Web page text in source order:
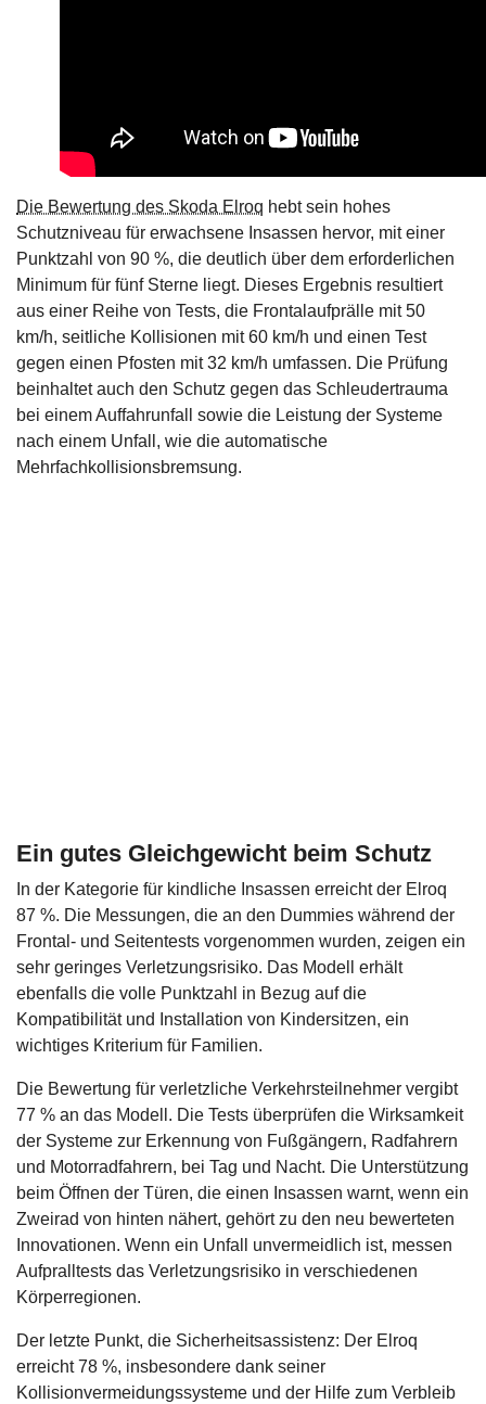
Die Bewertung des Skoda Elroq hebt sein hohes
Schutzniveau für erwachsene Insassen hervor, mit einer
Punktzahl von 90 %, die deutlich über dem erforderlichen
Minimum für fünf Sterne liegt. Dieses Ergebnis resultiert
aus einer Reihe von Tests, die Frontalaufprälle mit 50
km/h, seitliche Kollisionen mit 60 km/h und einen Test
gegen einen Pfosten mit 32 km/h umfassen. Die Prüfung
beinhaltet auch den Schutz gegen das Schleudertrauma
bei einem Auffahrunfall sowie die Leistung der Systeme
nach einem Unfall, wie die automatische
Mehrfachkollisionsbremsung.
Ein gutes Gleichgewicht beim Schutz
In der Kategorie für kindliche Insassen erreicht der Elroq
87 %. Die Messungen, die an den Dummies während der
Frontal- und Seitentests vorgenommen wurden, zeigen ein
sehr geringes Verletzungsrisiko. Das Modell erhält
ebenfalls die volle Punktzahl in Bezug auf die
Kompatibilität und Installation von Kindersitzen, ein
wichtiges Kriterium für Familien.
Die Bewertung für verletzliche Verkehrsteilnehmer vergibt
77 % an das Modell. Die Tests überprüfen die Wirksamkeit
der Systeme zur Erkennung von Fußgängern, Radfahrern
und Motorradfahrern, bei Tag und Nacht. Die Unterstützung
beim Öffnen der Türen, die einen Insassen warnt, wenn ein
Zweirad von hinten nähert, gehört zu den neu bewerteten
Innovationen. Wenn ein Unfall unvermeidlich ist, messen
Aufpralltests das Verletzungsrisiko in verschiedenen
Körperregionen.
Der letzte Punkt, die Sicherheitsassistenz: Der Elroq
erreicht 78 %, insbesondere dank seiner
Kollisionvermeidungssysteme und der Hilfe zum Verbleib